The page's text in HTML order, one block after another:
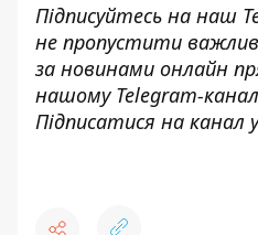
Підписуйтесь на наш
не пропустити
за новинами онлайн
нашому Telegram-
Підписатися на канал